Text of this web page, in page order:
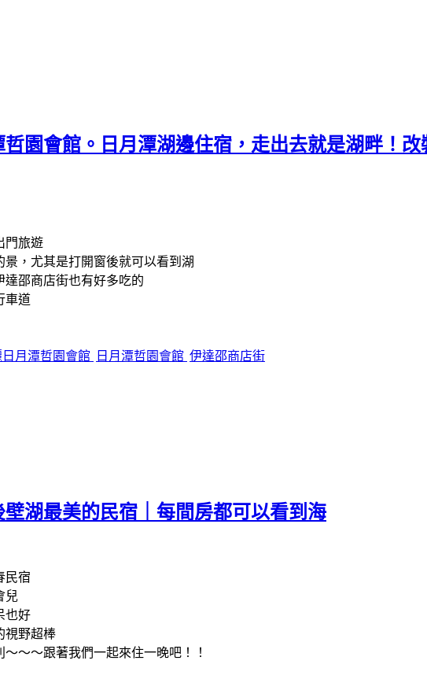
園會館。日月潭湖邊住宿，走出去就是湖畔！
門旅遊
，尤其是打開窗後就可以看到湖
邵商店街也有好多吃的
車道
日月潭哲園會館 日月潭哲園會館 伊達邵商店街
湖最美的民宿｜每間房都可以看到海
民宿
兒
也好
視野超棒
～～跟著我們一起來住一晚吧！！